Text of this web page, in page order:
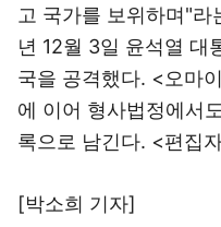
고 국가를 보위하며"
년 12월 3일 윤석열 대
국을 공격했다. <오마
에 이어 형사법정에서
록으로 남긴다. <편집
[박소희 기자]